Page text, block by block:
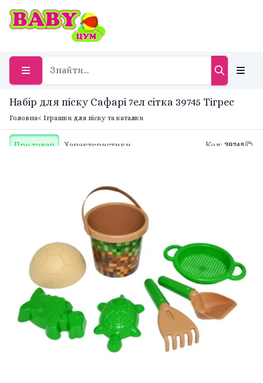
Набір для піску Сафарі 7ел сітка 39745 Тігрес
Головна< Іграшки для піску та каталки
Про товар Характеристики Код: 39745